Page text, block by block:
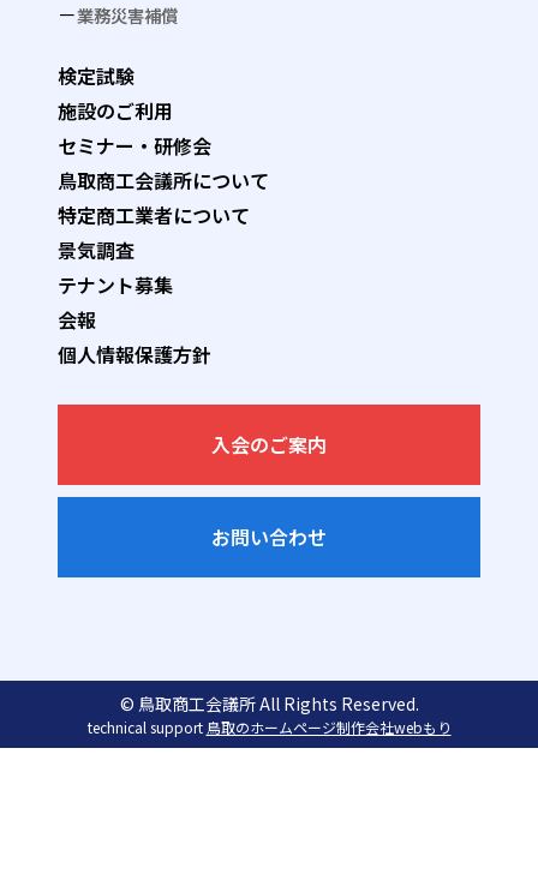
業務災害補償
検定試験
施設のご利用
セミナー・研修会
鳥取商工会議所について
特定商工業者について
景気調査
テナント募集
会報
個人情報保護方針
入会のご案内
お問い合わせ
© 鳥取商工会議所 All Rights Reserved.
technical support 鳥取のホームページ制作会社webもり